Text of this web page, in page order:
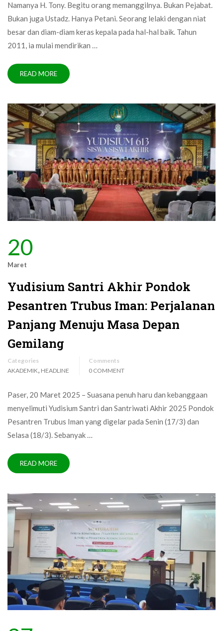
Namanya H. Tony. Begitu orang memanggilnya. Bukan Pejabat.
Bukan juga Ustadz. Hanya Petani. Seorang lelaki dengan niat
besar dan diam-diam keras kepala pada hal-hal baik. Tahun
2011, ia mulai mendirikan …
READ MORE
20
Maret
Yudisium Santri Akhir Pondok
Pesantren Trubus Iman: Perjalanan
Panjang Menuju Masa Depan
Gemilang
Categories
AKADEMIK, HEADLINE
Comments
0 COMMENT
Paser, 20 Maret 2025 – Suasana penuh haru dan kebanggaan
menyelimuti Yudisium Santri dan Santriwati Akhir 2025 Pondok
Pesantren Trubus Iman yang digelar pada Senin (17/3) dan
Selasa (18/3). Sebanyak …
READ MORE